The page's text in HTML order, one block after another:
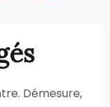
Démesure,